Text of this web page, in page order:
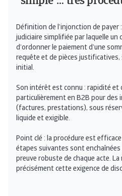
Définition de l’injonction de payer
judiciaire simplifiée par laquelle un
d’ordonner le paiement d’une
requête et de pièces
initial.
Son intérêt est connu : rapidité et
particulièrement en B2B pour des
(factures, prestations), sous
liquide et exigible.
Point clé : la procédure est
étapes suivantes sont enchaînées
preuve robuste de chaque acte.
précisément cette exigence de